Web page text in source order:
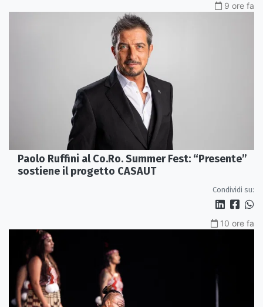
9 ore fa
Paolo Ruffini al Co.Ro. Summer Fest: “Presente”
sostiene il progetto CASAUT
Condividi su:
10 ore fa